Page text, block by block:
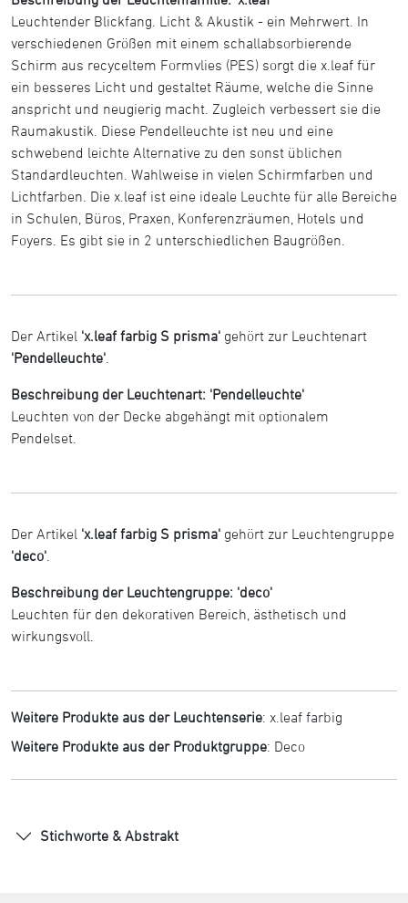
Leuchtender Blickfang. Licht & Akustik - ein Mehrwert. In
verschiedenen Größen mit einem schallabsorbierende
Schirm aus recyceltem Formvlies (PES) sorgt die x.leaf für
ein besseres Licht und gestaltet Räume, welche die Sinne
anspricht und neugierig macht. Zugleich verbessert sie die
Raumakustik. Diese Pendelleuchte ist neu und eine
schwebend leichte Alternative zu den sonst üblichen
Standardleuchten. Wahlweise in vielen Schirmfarben und
Lichtfarben. Die x.leaf ist eine ideale Leuchte für alle Bereiche
in Schulen, Büros, Praxen, Konferenzräumen, Hotels und
Foyers. Es gibt sie in 2 unterschiedlichen Baugrößen.
Der Artikel 'x.leaf farbig S prisma' gehört zur Leuchtenart
'Pendelleuchte'
Beschreibung der Leuchtenart: 'Pendelleuchte'
Leuchten von der Decke abgehängt mit optionalem
Pendelset.
Der Artikel 'x.leaf farbig S prisma' gehört zur Leuchtengruppe
'deco'
Beschreibung der Leuchtengruppe: 'deco'
Leuchten für den dekorativen Bereich, ästhetisch und
wirkungsvoll.
Weitere Produkte aus der Leuchtenserie: x.leaf farbig
Weitere Produkte aus der Produktgruppe: Deco
Stichworte & Abstrakt